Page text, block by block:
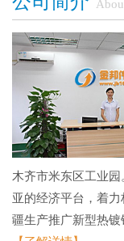
木齐市米东区工业
亚的经济平台，着
疆生产推广新型热